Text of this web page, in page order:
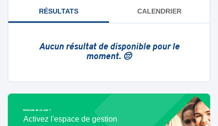
RÉSULTATS CALENDRIER
Aucun résultat de disponible pour le
moment. 😔
Bénévole de ce club ?
Activez l'espace de gestion